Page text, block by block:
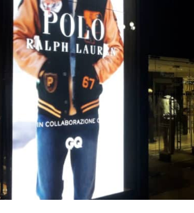
Vetrine 31 Marzo 2019